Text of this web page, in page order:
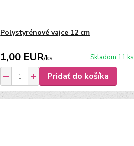
Polystyrénové vajce 12 cm
1,00 EUR/ks Skladom 11 ks
Pridať do košíka